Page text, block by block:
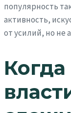
популярность
активность,
от усилий, но не